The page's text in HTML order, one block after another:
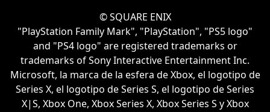
© SQUARE ENIX
"PlayStation Family Mark", "PlayStation", "PS5 logo"
and "PS4 logo" are registered trademarks or
trademarks of Sony Interactive Entertainment Inc.
Microsoft, la marca de la esfera de Xbox, el logotipo de
Series X, el logotipo de Series S, el logotipo de Series
X|S, Xbox One, Xbox Series X, Xbox Series S y Xbox